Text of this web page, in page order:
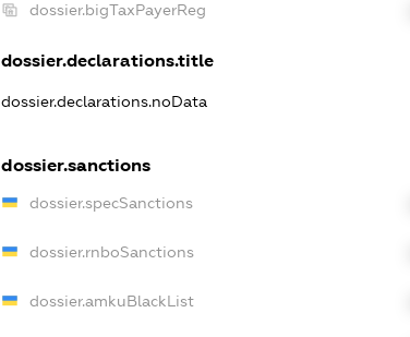
dossier.bigTaxPayerReg
dossier.declarations.title
dossier.declarations.noData
dossier.sanctions
dossier.specSanctions
dossier.rnboSanctions
dossier.amkuBlackList